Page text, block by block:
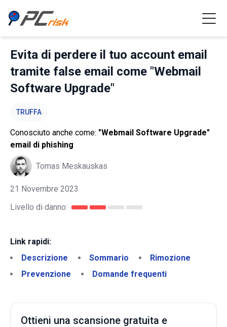
Evita di perdere il tuo account email
tramite false email come "Webmail
Software Upgrade"
TRUFFA
Conosciuto anche come: "Webmail Software Upgrade"
email di phishing
Tomas Meskauskas
21 Novembre 2023
Livello di danno:
Link rapidi:
Descrizione
Sommario
Rimozione
Prevenzione
Domande frequenti
Ottieni una scansione gratuita e